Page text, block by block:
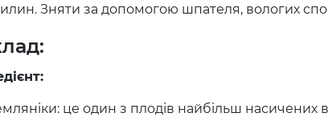
Зняти за допомогою шпателя, вологих
це один з плодів найбільш